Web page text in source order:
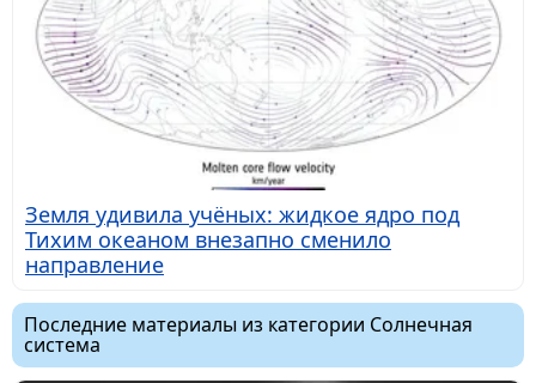
Земля удивила учёных: жидкое ядро под
Тихим океаном внезапно сменило
направление
Последние материалы из категории Солнечная
система